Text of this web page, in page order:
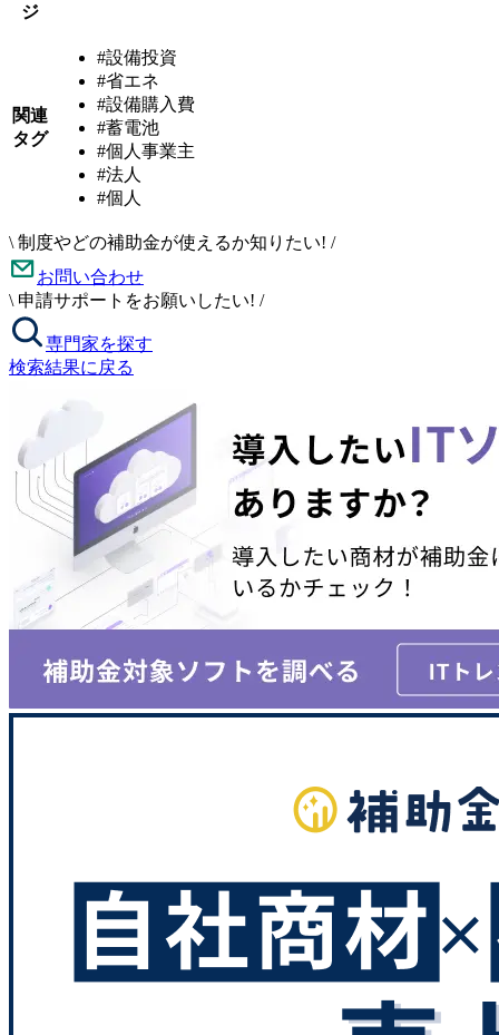
ジ
関連
タグ
#設備投資
#省エネ
#設備購入費
#蓄電池
#個人事業主
#法人
#個人
\ 制度やどの補助金が使えるか知りたい! /
お問い合わせ
\ 申請サポートをお願いしたい! /
専門家を探す
検索結果に戻る